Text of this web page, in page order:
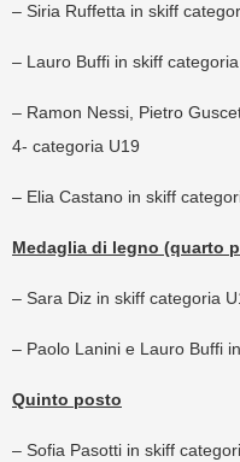
– Siria Ruffetta in skiff
– Lauro Buffi in skiff
– Ramon Nessi, Pietro
4- categoria U19
– Elia Castano in skiff
Medaglia di legno (quarto
– Sara Diz in skiff categoria
– Paolo Lanini e Lauro Buffi
Quinto posto
– Sofia Pasotti in skiff